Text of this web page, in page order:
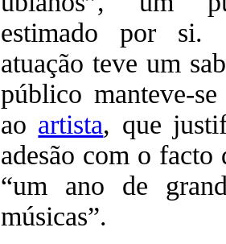
estimado por si.
atuação teve um
público manteve-
ao artista, que
adesão com o facto
“um ano de
músicas”.